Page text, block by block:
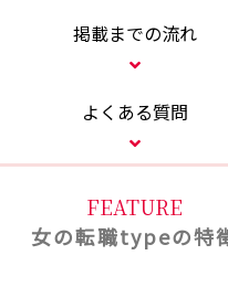
掲載までの流れ
よくある質問
FEATURE
女の転職typeの特